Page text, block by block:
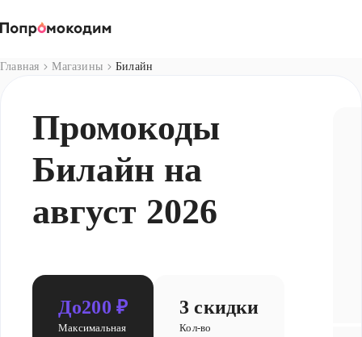
Главная Магазины Билайн
Промокоды
Билайн на
август 2026
До200 ₽
Максимальная
3 скидки
Кол-во